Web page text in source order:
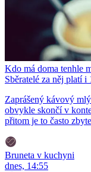
Kdo má doma tenhle
Sběratelé za něj platí
Zaprášený kávový
obvykle skončí v
přitom je to často
Bruneta v kuchyni
dnes, 14:55